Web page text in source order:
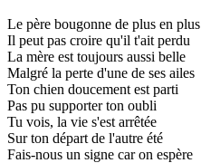
Le père bougonne de plus en plus
Il peut pas croire qu'il t'ait perdu
La mère est toujours aussi belle
Malgré la perte d'une de ses ailes
Ton chien doucement est parti
Pas pu supporter ton oubli
Tu vois, la vie s'est arrêtée
Sur ton départ de l'autre été
Fais-nous un signe car on espère